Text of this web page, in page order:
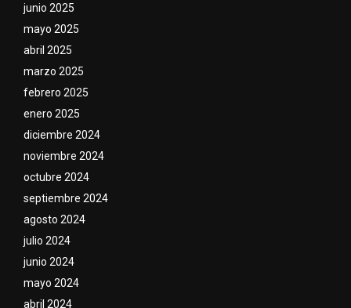
junio 2025
mayo 2025
abril 2025
marzo 2025
febrero 2025
enero 2025
diciembre 2024
noviembre 2024
octubre 2024
septiembre 2024
agosto 2024
julio 2024
junio 2024
mayo 2024
abril 2024